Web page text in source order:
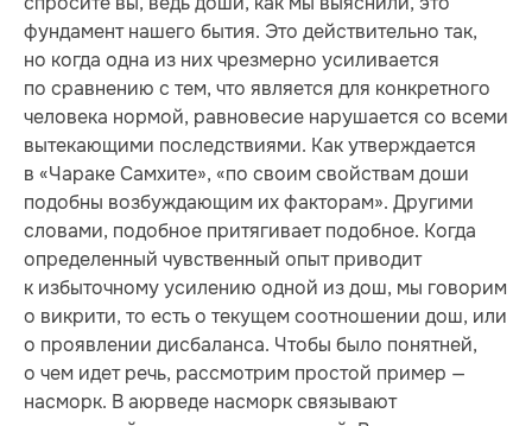
фундамент нашего бытия. Это действительно так,
но когда одна из них чрезмерно усиливается
по сравнению с тем, что является для конкретного
человека нормой, равновесие нарушается со всеми
вытекающими последствиями. Как утверждается
в «Чараке Самхите», «по своим свойствам доши
подобны возбуждающим их факторам». Другими
словами, подобное притягивает подобное. Когда
определенный чувственный опыт приводит
к избыточному усилению одной из дош, мы говорим
о викрити, то есть о текущем соотношении дош, или
о проявлении дисбаланса. Чтобы было понятней,
о чем идет речь, рассмотрим простой пример —
насморк. В аюрведе насморк связывают